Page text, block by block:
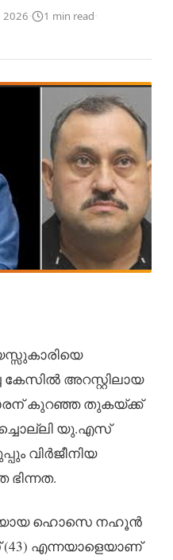
2026· 1 min read·
കേസിൽ അറസ്റ്റിലായ
കുറഞ്ഞ തുകയ്ക്ക്
യു.എസ്
വിർജീനിയ
ഹൊസെ നഹൂൻ
എന്നയാളെയാണ്